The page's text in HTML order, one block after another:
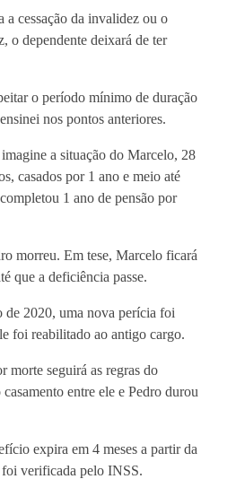
cessação da invalidez ou o
o dependente deixará de ter
o período mínimo de duração
nos pontos anteriores.
a situação do Marcelo, 28
casados ​​por 1 ano e meio até
1 ano de pensão por
morreu. Em tese, Marcelo ficará
que a deficiência passe.
2020, uma nova perícia foi
foi reabilitado ao antigo cargo.
morte seguirá as regras do
entre ele e Pedro durou
expira em 4 meses a partir da
verificada pelo INSS.